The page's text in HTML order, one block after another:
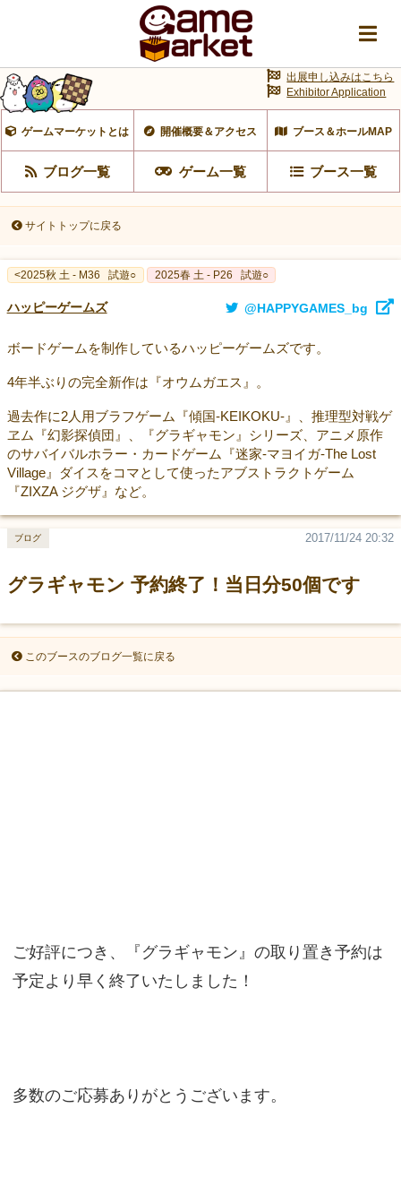
ゲームマーケットとは 開催概要＆アクセス ブース＆ホールMAP
ブログ一覧 ゲーム一覧 ブース一覧
出展申し込みはこちら
Exhibitor Application
サイトトップに戻る
<2025秋 土 - M36 試遊○ 2025春 土 - P26 試遊○
ハッピーゲームズ @HAPPYGAMES_bg
ボードゲームを制作しているハッピーゲームズです。
4年半ぶりの完全新作は『オウムガエス』。
過去作に2人用ブラフゲーム『傾国-KEIKOKU-』、推理型対戦ゲ
ヱム『幻影探偵団』、『グラギャモン』シリーズ、アニメ原作
のサバイバルホラー・カードゲーム『迷家-マヨイガ-The Lost
Village』ダイスをコマとして使ったアブストラクトゲーム
『ZIXZA ジグザ』など。
グラギャモン 予約終了！当日分50個です
2017/11/24 20:32
ブログ
このブースのブログ一覧に戻る
ご好評につき、『グラギャモン』の取り置き予約は
予定より早く終了いたしました！
多数のご応募ありがとうございます。